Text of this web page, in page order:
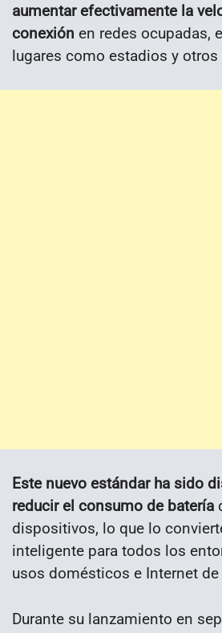
aumentar efectivamente la
conexión en redes ocupadas,
lugares como estadios y
Este nuevo estándar ha sido
reducir el consumo de batería
dispositivos, lo que lo
inteligente para todos los
usos domésticos e Internet
Durante su lanzamiento en